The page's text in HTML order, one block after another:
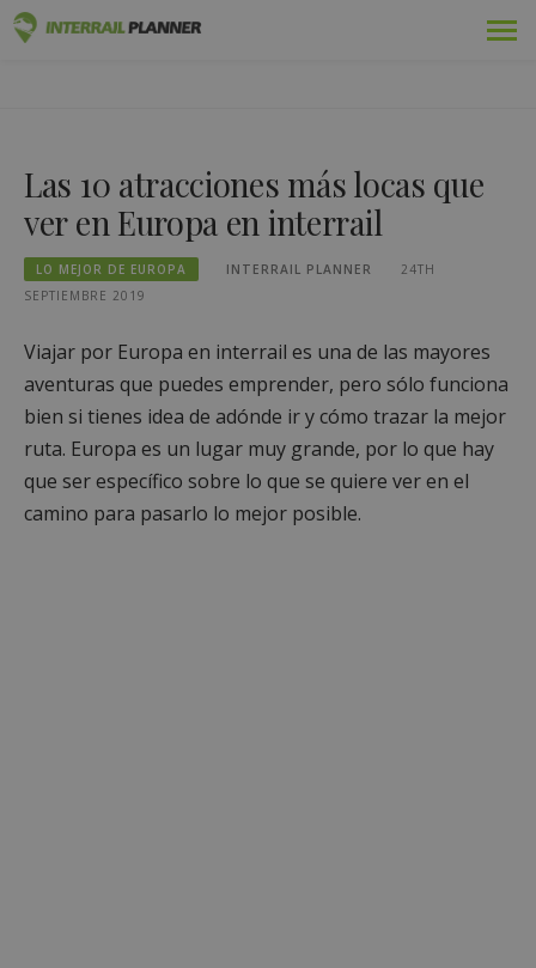
Viajes
Blog
Guías de países
Conectarse
Planifique un nuevo viaje
Las 10 atracciones más locas que
ver en Europa en interrail
LO MEJOR DE EUROPA INTERRAIL PLANNER
24TH
SEPTIEMBRE 2019
Viajar por Europa en interrail es una de las mayores
aventuras que puedes emprender, pero sólo funciona
bien si tienes idea de adónde ir y cómo trazar la mejor
ruta. Europa es un lugar muy grande, por lo que hay
que ser específico sobre lo que se quiere ver en el
camino para pasarlo lo mejor posible.